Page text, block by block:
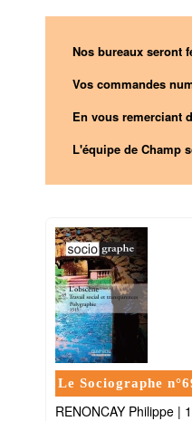
Nos bureaux seront
Vos commandes
En vous remerciant
L'équipe de Champ
Le Sociographe
RENONCAY Philippe |